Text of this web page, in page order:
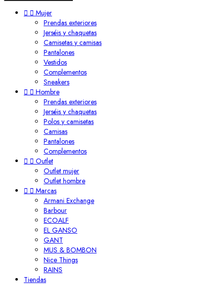
  Mujer
Prendas exteriores
Jerséis y chaquetas
Camisetas y camisas
Pantalones
Vestidos
Complementos
Sneakers
  Hombre
Prendas exteriores
Jerséis y chaquetas
Polos y camisetas
Camisas
Pantalones
Complementos
  Outlet
Outlet mujer
Outlet hombre
  Marcas
Armani Exchange
Barbour
ECOALF
EL GANSO
GANT
MUS & BOMBON
Nice Things
RAINS
Tiendas